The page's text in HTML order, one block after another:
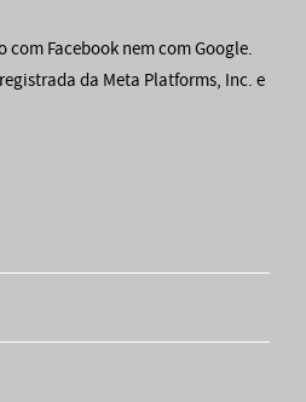
com Facebook nem com Google.
da Meta Platforms, Inc. e